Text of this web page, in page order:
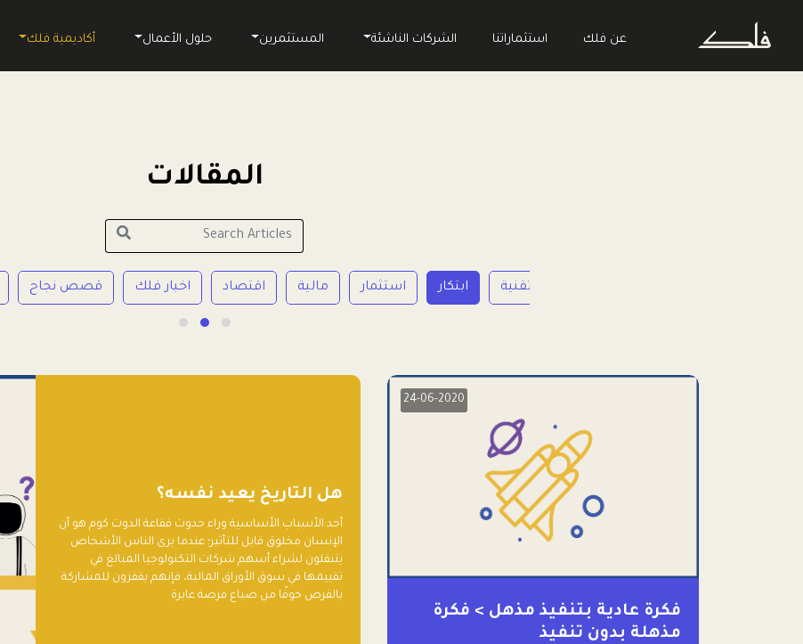
عن فلك استثماراتنا الشركات الناشئة المستثمرين حلول الأعمال أكاديمية فلك
المقالات
تقنية ابتكار استثمار مالية اقتصاد اخبار فلك قصص نجاح
24-06-2020
فكرة عادية بتنفيذ مذهل > فكرة
مذهلة بدون تنفيذ
هل التاريخ يعيد نفسه؟
أحد الأسباب الأساسية وراء حدوث فقاعة الدوت كوم هو أن
الإنسان مخلوق قابل للتأثير؛ عندما يرى الناس الأشخاص
يتنقلون لشراء أسهم شركات التكنولوجيا المبالغ في
تقييمها في سوق الأوراق المالية، فإنهم يقفزون للمشاركة
بالفرص خوفًا من ضياع فرصة عابرة